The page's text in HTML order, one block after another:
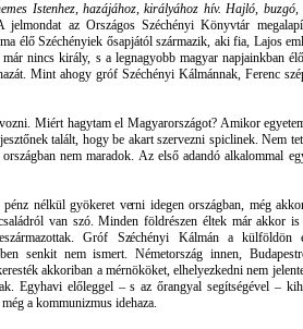
Istenhez, hazájához, királyához hív. Hajló, buzgó,
jelmondat az Országos Széchényi Könyvtár
élő Széchényiek ősapjától származik, aki fia, Lajos
nincs király, s a legnagyobb magyar napjainkban
Mint ahogy gróf Széchényi Kálmánnak, Ferenc
Miért hagytam el Magyarországot? Amikor
talált, hogy be akart szervezni spiclinek. Nem
nem maradok. Az első adandó alkalommal
nélkül gyökeret verni idegen országban, még
van szó. Minden földrészen éltek már akkor is
Gróf Széchényi Kálmán a külföldön
senkit nem ismert. Németország innen,
akkoriban a mérnököket, elhelyezkedni nem
Egyhavi előleggel – s az őrangyal segítségével –
a kommunizmus idehaza.